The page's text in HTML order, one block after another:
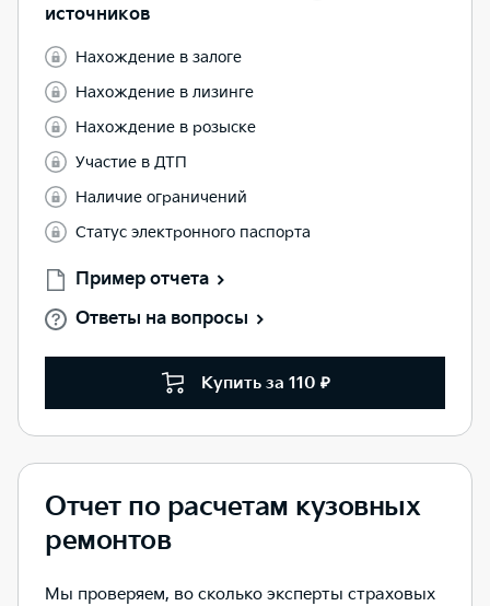
источников
Нахождение в залоге
Нахождение в лизинге
Нахождение в розыске
Участие в ДТП
Наличие ограничений
Статус электронного паспорта
Пример отчета
Ответы на вопросы
Купить за 110 ₽
Отчет по расчетам кузовных
ремонтов
Мы проверяем, во сколько эксперты страховых